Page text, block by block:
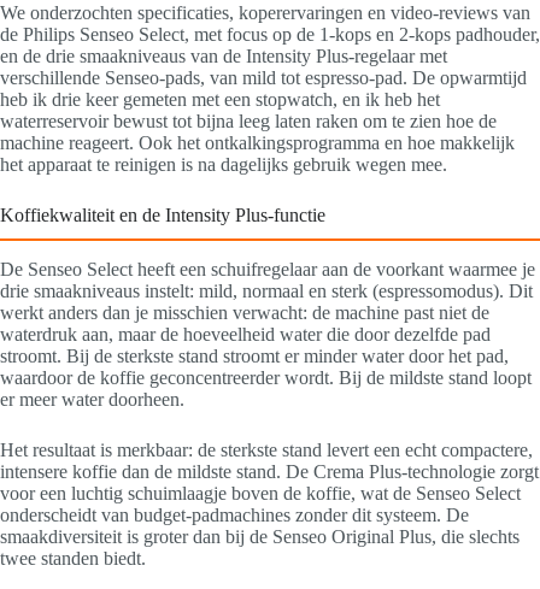
We onderzochten specificaties, koperervaringen en video-reviews van
de Philips Senseo Select, met focus op de 1-kops en 2-kops padhouder,
en de drie smaakniveaus van de Intensity Plus-regelaar met
verschillende Senseo-pads, van mild tot espresso-pad. De opwarmtijd
heb ik drie keer gemeten met een stopwatch, en ik heb het
waterreservoir bewust tot bijna leeg laten raken om te zien hoe de
machine reageert. Ook het ontkalkingsprogramma en hoe makkelijk
het apparaat te reinigen is na dagelijks gebruik wegen mee.
Koffiekwaliteit en de Intensity Plus-functie
De Senseo Select heeft een schuifregelaar aan de voorkant waarmee je
drie smaakniveaus instelt: mild, normaal en sterk (espressomodus). Dit
werkt anders dan je misschien verwacht: de machine past niet de
waterdruk aan, maar de hoeveelheid water die door dezelfde pad
stroomt. Bij de sterkste stand stroomt er minder water door het pad,
waardoor de koffie geconcentreerder wordt. Bij de mildste stand loopt
er meer water doorheen.
Het resultaat is merkbaar: de sterkste stand levert een echt compactere,
intensere koffie dan de mildste stand. De Crema Plus-technologie zorgt
voor een luchtig schuimlaagje boven de koffie, wat de Senseo Select
onderscheidt van budget-padmachines zonder dit systeem. De
smaakdiversiteit is groter dan bij de Senseo Original Plus, die slechts
twee standen biedt.